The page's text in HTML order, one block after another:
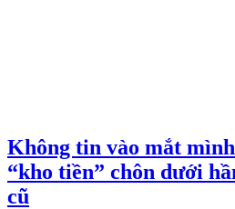
Không tin vào mắt
“kho tiền” chôn dưới
cũ